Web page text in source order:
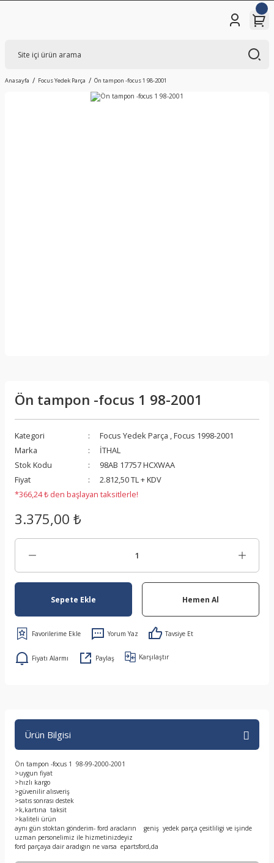
Anasayfa Focus Yedek Parça Ön tampon -focus 1 98-2001
Ön tampon -focus 1 98-2001
Kategori Focus Yedek Parça ,Focus 1998-2001
Marka
İTHAL
Stok Kodu
98AB 17757 HCXWAA
Fiyat
2.812,50 TL + KDV
*366,24 ₺ den başlayan taksitlerle!
3.375,00 ₺
Sepete Ekle Hemen Al
Yorum Yaz Tavsiye Et
Fiyatı Alarmı Paylaş Karşılaştır
Ürün Bilgisi
Ön tampon -focus 1 98-99-2000-2001
>uygun fiyat
>hızlı kargo
>güvenilir alısveriş
>satıs sonrası destek
>k,kartına taksit
>kaliteli ürün
aynı gün stoktan gönderim- ford aracların geniş yedek parça çesitliligi ve işinde
uzman personelimiz ile hizmetinizdeyiz
ford parçaya dair aradıgın ne varsa epartsford,da